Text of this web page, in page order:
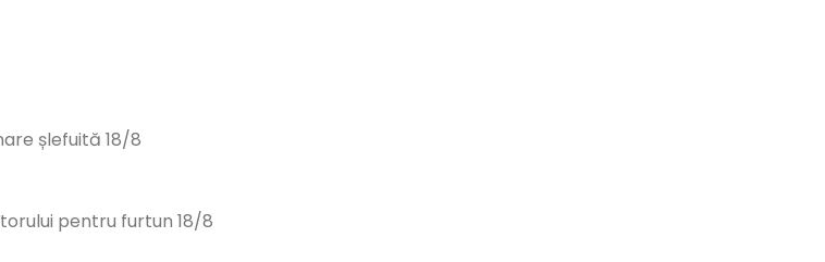
șlefuită 18/8
pentru furtun 18/8